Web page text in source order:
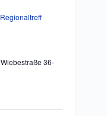
Regionaltreff
Wiebestraße 36-